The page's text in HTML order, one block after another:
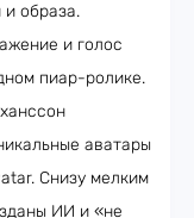
и образа.
и голос
пиар-ролике.
аватары
Снизу мелким
ИИ и «не